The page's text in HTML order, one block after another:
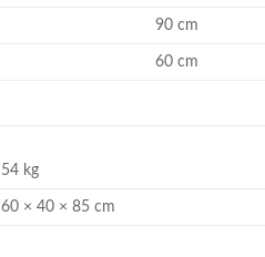
90 cm
60 cm
54 kg
60 × 40 × 85 cm